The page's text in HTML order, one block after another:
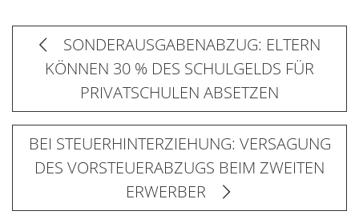
SONDERAUSGABENABZUG: ELTERN
KÖNNEN 30 % DES SCHULGELDS FÜR
PRIVATSCHULEN ABSETZEN
BEI STEUERHINTERZIEHUNG: VERSAGUNG
DES VORSTEUERABZUGS BEIM ZWEITEN
ERWERBER